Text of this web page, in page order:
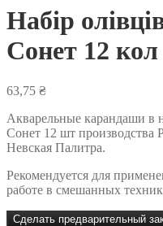
Набір
Сонет 12 кол
63,75 ₴
Акварельные карандаши в
Сонет 12 шт
Невская Палитра.
Рекомендуется для
работе в смешанных
Сделать предварительный